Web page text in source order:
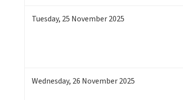
Tuesday, 25 November 2025
Wednesday, 26 November 2025